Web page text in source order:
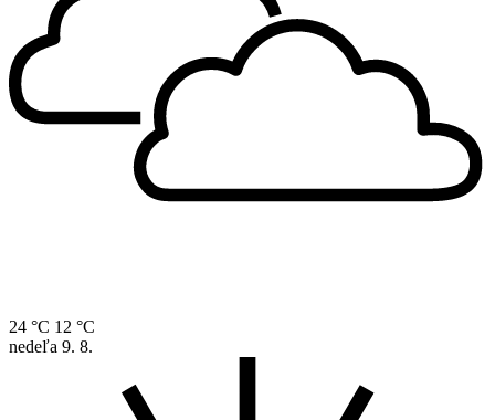
24 °C 12 °C
nedeľa 9. 8.